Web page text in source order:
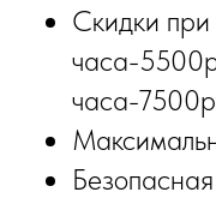
Скидки
часа-
часа-